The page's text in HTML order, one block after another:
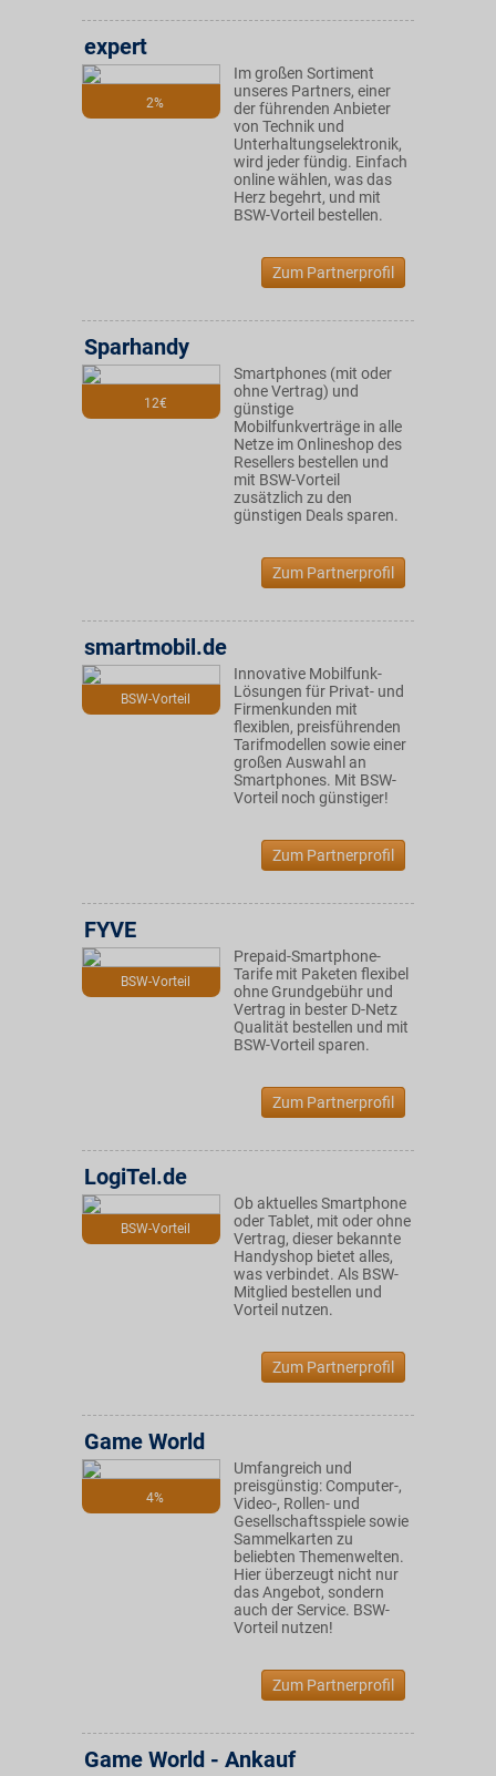
2%
expert
Im großen Sortiment
unseres Partners, einer
der führenden Anbieter
von Technik und
Unterhaltungselektronik,
wird jeder fündig. Einfach
online wählen, was das
Herz begehrt, und mit
BSW-Vorteil bestellen.
Zum Partnerprofil
12€
Sparhandy
Smartphones (mit oder
ohne Vertrag) und
günstige
Mobilfunkverträge in alle
Netze im Onlineshop des
Resellers bestellen und
mit BSW-Vorteil
zusätzlich zu den
günstigen Deals sparen.
Zum Partnerprofil
BSW-Vorteil
smartmobil.de
Innovative Mobilfunk-
Lösungen für Privat- und
Firmenkunden mit
flexiblen, preisführenden
Tarifmodellen sowie einer
großen Auswahl an
Smartphones. Mit BSW-
Vorteil noch günstiger!
Zum Partnerprofil
BSW-Vorteil
FYVE
Prepaid-Smartphone-
Tarife mit Paketen flexibel
ohne Grundgebühr und
Vertrag in bester D-Netz
Qualität bestellen und mit
BSW-Vorteil sparen.
Zum Partnerprofil
BSW-Vorteil
LogiTel.de
Ob aktuelles Smartphone
oder Tablet, mit oder ohne
Vertrag, dieser bekannte
Handyshop bietet alles,
was verbindet. Als BSW-
Mitglied bestellen und
Vorteil nutzen.
Zum Partnerprofil
4%
Game World
Umfangreich und
preisgünstig: Computer-,
Video-, Rollen- und
Gesellschaftsspiele sowie
Sammelkarten zu
beliebten Themenwelten.
Hier überzeugt nicht nur
das Angebot, sondern
auch der Service. BSW-
Vorteil nutzen!
Zum Partnerprofil
Game World - Ankauf